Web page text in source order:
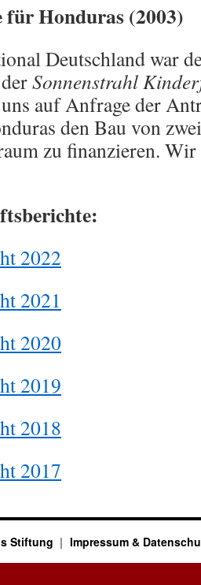
für Honduras (2003)
Deutschland war
Sonnenstrahl
auf Anfrage der
den Bau von
zu finanzieren.
2022
2021
2020
2019
2018
2017
Stiftung Impressum &